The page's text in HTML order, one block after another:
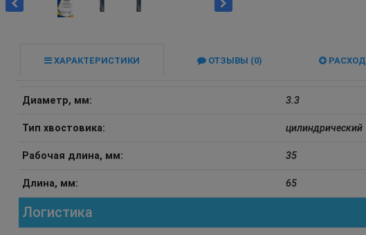
ХАРАКТЕРИСТИКИ ОТЗЫВЫ (0)
Диаметр, мм: 3.3
Тип хвостовика: цилиндрический
Рабочая длина, мм: 35
Длина, мм: 65
Логистика